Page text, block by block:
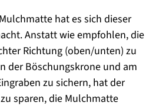
hat es sich dieser
Anstatt wie empfohlen, die
Richtung (oben/unten) zu
der Böschungskrone und am
zu sichern, hat der
sparen, die Mulchmatte